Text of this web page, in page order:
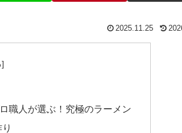
2025.11.25
職人が選ぶ！究極のラーメン